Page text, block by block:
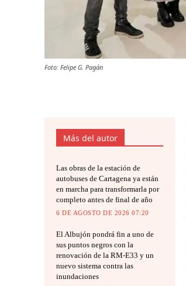
Foto: Felipe G. Pagán
Más del autor
Las obras de la estación de
autobuses de Cartagena ya están
en marcha para transformarla por
completo antes de final de año
6 DE AGOSTO DE 2026 07:20
El Albujón pondrá fin a uno de
sus puntos negros con la
renovación de la RM-E33 y un
nuevo sistema contra las
inundaciones